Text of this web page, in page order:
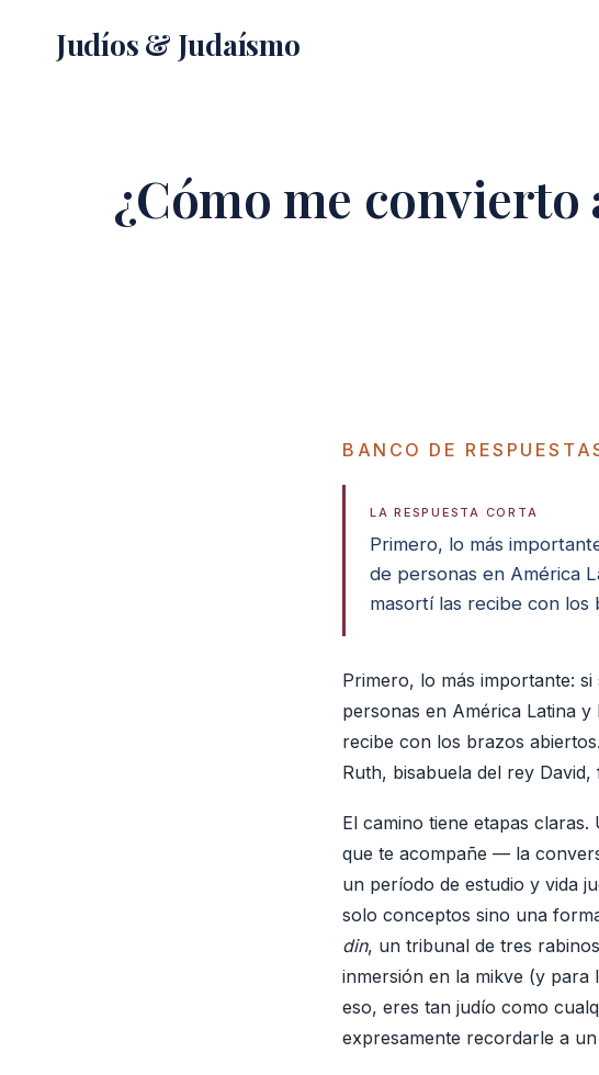
Judíos & Judaísmo
¿Cómo me convierto
BANCO DE
LA RESPUESTA CORTA
Primero, lo más
de personas en América
masortí las recibe con los
Primero, lo más importante:
personas en América Latina
recibe con los brazos
Ruth, bisabuela del rey
El camino tiene etapas
que te acompañe — la
un período de estudio y vida
solo conceptos sino una
din, un tribunal de tres
inmersión en la mikve (y para
eso, eres tan judío como
expresamente recordarle a